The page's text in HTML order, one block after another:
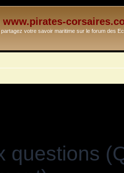
www.pirates-
partagez votre savoir maritime sur le forum des
questions